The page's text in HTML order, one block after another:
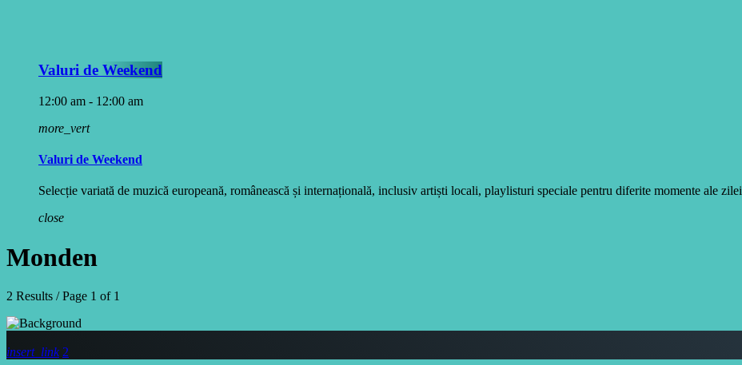
Valuri de Weekend
12:00 am - 12:00 am
more_vert
Valuri de Weekend
Selecție variată de muzică europeană, românească și internațională, inclusiv artiști locali, playlisturi speciale pentru diferite momente ale zilei
close
Monden
2 Results / Page 1 of 1
insert_link 2